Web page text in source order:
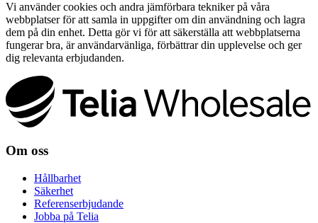
Vi använder cookies och andra jämförbara tekniker på våra
webbplatser för att samla in uppgifter om din användning och lagra
dem på din enhet. Detta gör vi för att säkerställa att webbplatserna
fungerar bra, är användarvänliga, förbättrar din upplevelse och ger
dig relevanta erbjudanden.
Om oss
Hållbarhet
Säkerhet
Referenserbjudande
Jobba på Telia